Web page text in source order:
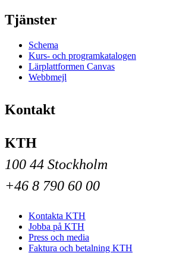
Tjänster
Schema
Kurs- och programkatalogen
Lärplattformen Canvas
Webbmejl
Kontakt
KTH
100 44 Stockholm
+46 8 790 60 00
Kontakta KTH
Jobba på KTH
Press och media
Faktura och betalning KTH